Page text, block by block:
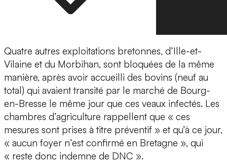
Quatre autres exploitations bretonnes, d’Ille-et-
Vilaine et du Morbihan, sont bloquées de la même
manière, après avoir accueilli des bovins (neuf au
total) qui avaient transité par le marché de Bourg-
en-Bresse le même jour que ces veaux infectés. Les
chambres d’agriculture rappellent que « ces
mesures sont prises à titre préventif » et qu’à ce jour,
« aucun foyer n’est confirmé en Bretagne », qui
« reste donc indemne de DNC ».